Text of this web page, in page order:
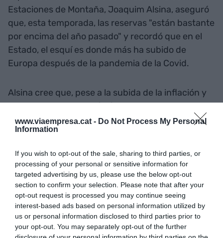
www.viaempresa.cat - Do Not Process My Personal
Information
If you wish to opt-out of the sale, sharing to third parties, or
processing of your personal or sensitive information for
targeted advertising by us, please use the below opt-out
section to confirm your selection. Please note that after your
opt-out request is processed you may continue seeing
interest-based ads based on personal information utilized by
us or personal information disclosed to third parties prior to
your opt-out. You may separately opt-out of the further
Estaciones de Montaña, Joaquim Alsina, aseguró
que, esta temporada, las reservas "están bastante
por encima del año pasado" y recordó que en el
Estado, el esquí es donde más ha subido de
Europa después de la pandemia de la Covid.
Alsina cree que, pese a la subida de la inflación y
el encarecimiento deforfaits, los amantes del
esquí seguirán subiendo a las pistas porque se
trata de un deporte "adictivo".
En relación a la sequía y la necesidad de producir
nieve artificial, Alsina remarcó que todas las
estaciones tienen su sistema de balsas de
almacenamiento de agua para producir nieve y
que, por tanto, no se consume de la red. Sin
embargo, apuntó que dependen de las nevadas